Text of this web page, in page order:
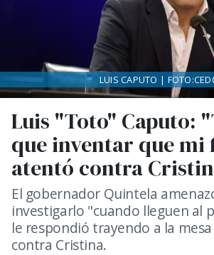
Luis "Toto" Caputo:
que inventar que
atentó contra
El gobernador Quintela
investigarlo "cuando lleguen al
le respondió trayendo a la
contra Cristina.
LUIS CAPUTO |